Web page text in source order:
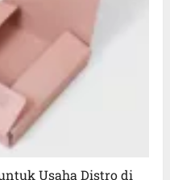
Usaha Distro di